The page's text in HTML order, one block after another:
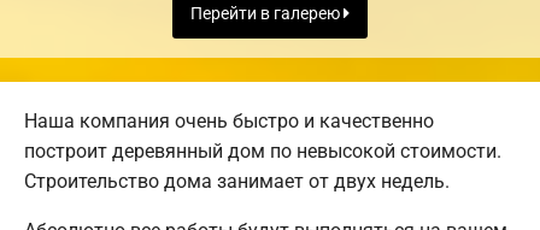
Перейти в галерею
Наша компания очень быстро и качественно
построит деревянный дом по невысокой стоимости.
Строительство дома занимает от двух недель.